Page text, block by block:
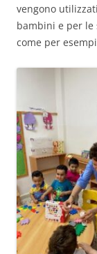
vengono
bambini e per le
come per